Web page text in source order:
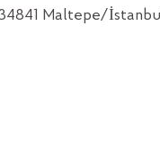
34841 Maltepe/